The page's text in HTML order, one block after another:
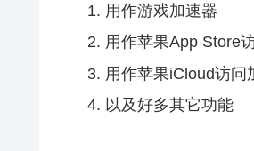
用作游戏加速器
用作苹果App Store
用作苹果iCloud访问
以及好多其它功能